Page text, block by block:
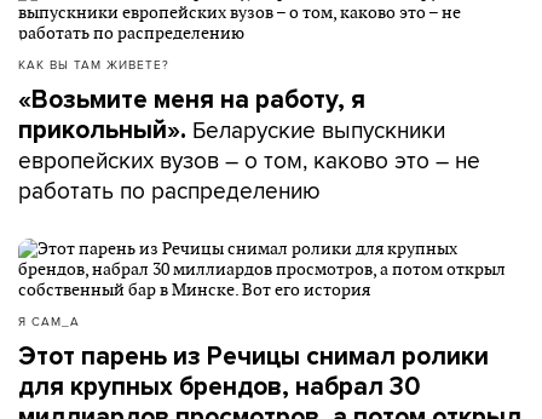
КАК ВЫ ТАМ ЖИВЕТЕ?
«Возьмите меня на работу, я
прикольный». Беларуские выпускники
европейских вузов – о том, каково это – не
работать по распределению
Я САМ_А
Этот парень из Речицы снимал ролики
для крупных брендов, набрал 30